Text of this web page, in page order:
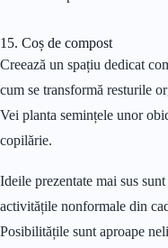
15. Coș de compost
Creează un spațiu dedicat
cum se transformă resturile
Vei planta semințele unor
copilărie.
Ideile prezentate mai sus
activitățile nonformale din
Posibilitățile sunt aproape